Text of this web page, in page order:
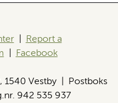
|
Report a
Facebook
Vestby | Postboks
942 535 937